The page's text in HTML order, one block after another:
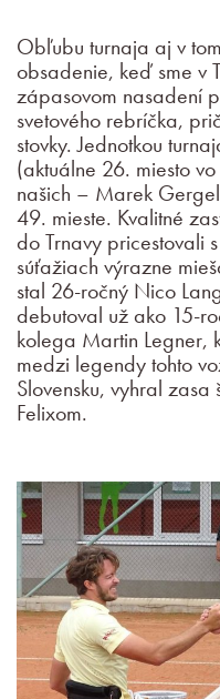
Obľubu turnaja aj v
obsadenie, keď sme v
zápasovom nasadení
svetového rebríčka,
stovky. Jednotkou
(aktuálne 26. miesto
našich – Marek
49. mieste. Kvalitné
do Trnavy pricestovali
súťažiach výrazne
stal 26-ročný Nico
debutoval už ako 15-
kolega Martin Legner,
medzi legendy tohto
Slovensku, vyhral zasa
Felixom.